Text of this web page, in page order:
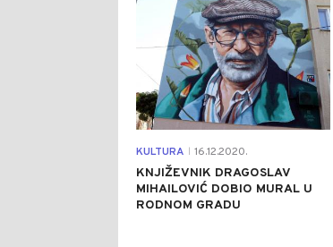
KULTURA 16.12.2020.
KNJIŽEVNIK DRAGOSLAV
MIHAILOVIĆ DOBIO MURAL U
RODNOM GRADU